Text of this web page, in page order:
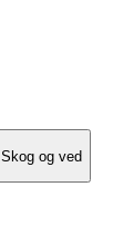
Skog og ved